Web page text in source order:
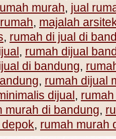
murah, jual
, majalah
, rumah di jual di
, rumah dijual
di bandung,
, rumah dijual
dijual,
murah di bandung,
, rumah murah